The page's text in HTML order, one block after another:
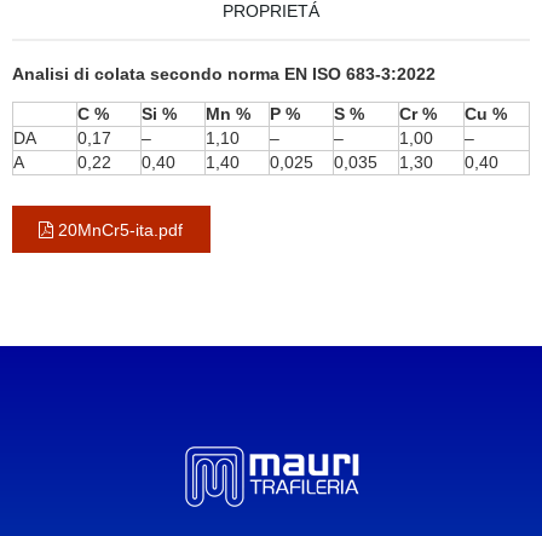
PROPRIETÁ
Analisi di colata secondo norma EN ISO 683-3:2022
C % Si % Mn % P % S % Cr %
Cu %
DA
0,17 – 1,10 – – 1,00
–
A
0,22 0,40 1,40 0,025 0,035 1,30 0,40
20MnCr5-ita.pdf